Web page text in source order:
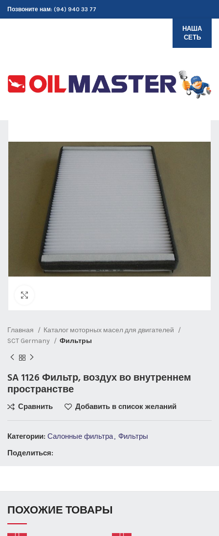
Позвоните нам: (94) 940 33 77
НАША
СЕТЬ
Главная
Каталог моторных масел для двигателей
SCT Germany
Фильтры
SA 1126 Фильтр, воздух во внутреннем
пространстве
Сравнить Добавить в список желаний
Категории: Салонные фильтра
Фильтры
Поделиться:
ПОХОЖИЕ ТОВАРЫ